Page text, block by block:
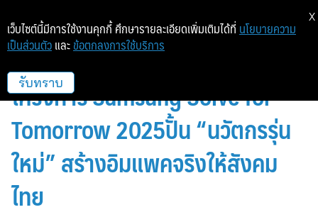
ซัมซุง ประกาศผู้ชนะ
โครงการ Samsung Solve for
Tomorrow 2025ปั้น “นวัตกรรุ่น
ใหม่” สร้างอิมแพคจริงให้สังคม
ไทย
เว็บไซต์นี้มีการใช้งานคุกกี้ ศึกษารายละเอียดเพิ่มเติมได้ที่ นโยบายความ
เป็นส่วนตัว และ ข้อตกลงการใช้บริการ
รับทราบ
X